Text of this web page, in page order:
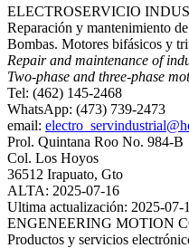
ELECTROSERVICIO
Reparación y mantenimiento
Bombas. Motores bifásicos y
Repair and maintenance of
Two-phase and three-phase
Tel: (462) 145-2468
WhatsApp: (473) 739-2473
email:
Prol. Quintana Roo No. 984-B
Col. Los Hoyos
36512 Irapuato, Gto
ALTA: 2025-07-16
Ultima actualización: 2025-07-
ENGENEERING MOTION
Productos y servicios